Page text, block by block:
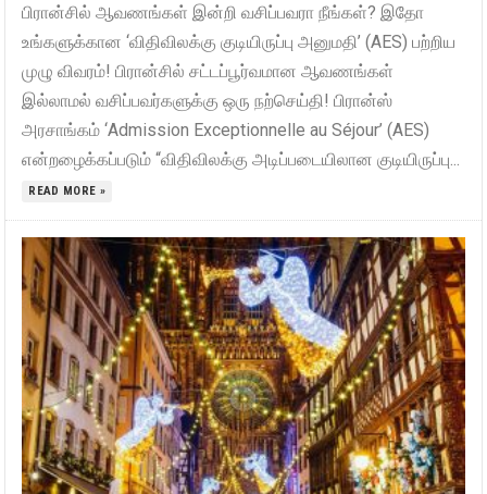
பிரான்சில் ஆவணங்கள் இன்றி வசிப்பவரா நீங்கள்? இதோ
உங்களுக்கான ‘விதிவிலக்கு குடியிருப்பு அனுமதி’ (AES) பற்றிய
முழு விவரம்! பிரான்சில் சட்டப்பூர்வமான ஆவணங்கள்
இல்லாமல் வசிப்பவர்களுக்கு ஒரு நற்செய்தி! பிரான்ஸ்
அரசாங்கம் ‘Admission Exceptionnelle au Séjour’ (AES)
என்றழைக்கப்படும் “விதிவிலக்கு அடிப்படையிலான குடியிருப்பு...
READ MORE »